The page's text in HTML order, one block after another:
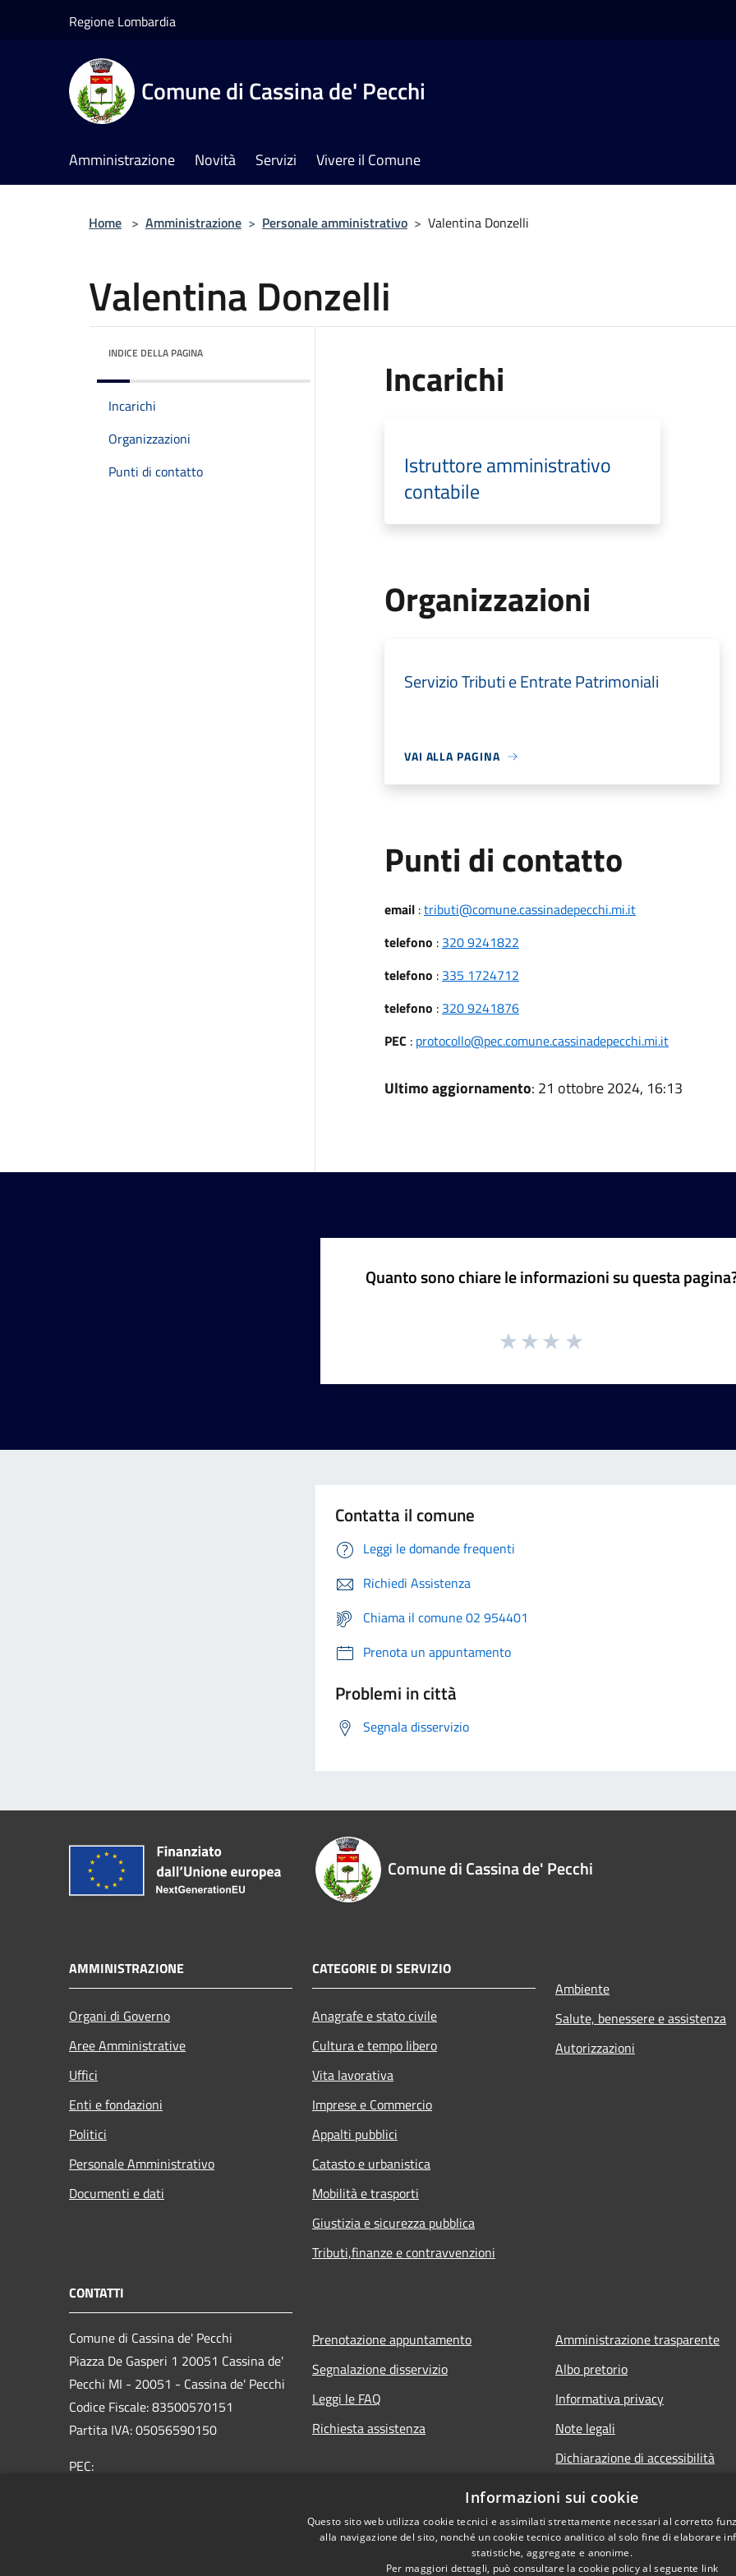
Regione Lombardia
Comune di Cassina de' Pecchi
Amministrazione Novità Servizi Vivere il Comune
Home > Amministrazione > Personale amministrativo > Valentina Donzelli
Valentina Donzelli
INDICE DELLA PAGINA
Incarichi
Organizzazioni
Punti di contatto
Incarichi
Istruttore amministrativo
contabile
Organizzazioni
Servizio Tributi e Entrate Patrimoniali
VAI ALLA PAGINA
Punti di contatto
email:tributi@comune.cassinadepecchi.mi.it
telefono : 320 9241822
telefono : 335 1724712
telefono : 320 9241876
PEC : protocollo@pec.comune.cassinadepecchi.mi.it
Ultimo aggiornamento: 21 ottobre 2024, 16:13
Quanto sono chiare le informazioni su questa
Contatta il comune
Leggi le domande frequenti
Richiedi Assistenza
Chiama il comune 02 954401
Prenota un appuntamento
Problemi in città
Segnala disservizio
Comune di Cassina de' Pecchi
AMMINISTRAZIONE
Organi di Governo
Aree Amministrative
Uffici
Enti e fondazioni
Politici
Personale Amministrativo
Documenti e dati
CATEGORIE DI SERVIZIO
Anagrafe e stato civile
Cultura e tempo libero
Vita lavorativa
Imprese e Commercio
Appalti pubblici
Catasto e urbanistica
Mobilità e trasporti
Giustizia e sicurezza pubblica
Tributi,finanze e contravvenzioni
Ambiente
Salute, benessere e assistenza
Autorizzazioni
CONTATTI
Comune di Cassina de' Pecchi
Piazza De Gasperi 1 20051 Cassina de'
Pecchi MI - 20051 - Cassina de' Pecchi
Codice Fiscale: 83500570151
Partita IVA: 05056590150
PEC:
Prenotazione appuntamento
Segnalazione disservizio
Leggi le FAQ
Richiesta assistenza
Amministrazione trasparente
Albo pretorio
Informativa privacy
Note legali
Dichiarazione di accessibilità
Informazioni sui cookie
Questo sito web utilizza cookie tecnici e assimilati strettamente necessari al corretto
alla navigazione del sito, nonché un cookie tecnico analitico al solo fine di elaborare
statistiche, aggregate e anonime.
Per maggiori dettagli, può consultare la cookie policy al seguente link